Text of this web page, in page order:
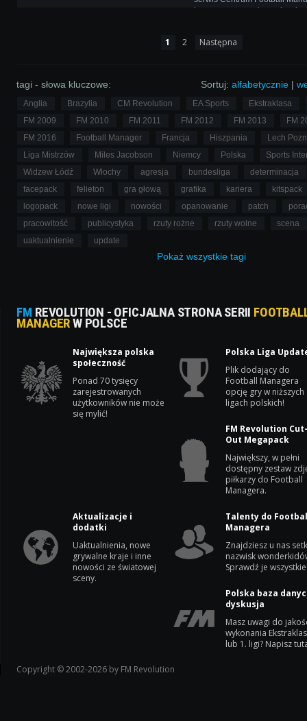
kreowany na następcę
redaktorzy strony?
1 2 Następna
Sortuj: alfabetycznie |
tagi - słowa kluczowe:
Anglia Brazylia CM Revolution EA Sports
Ekstraklasa
FM 2009
FM 2010 FM 2011 FM 2012 FM 2013
FM
FM 2016
Football Manager Francja Hiszpania
Lech
Liga Mistrzów
Miles Jacobson Niemcy Polska
Sports
Widzew Łódź
Włochy agresja bundesliga
determinacja
facepack
felieton gra głową grafika kariera
kitspack
logopack
nowe ligi nowości opanowanie patch
pracowitość
publicystyka rzuty rożne rzuty wolne
scena
uaktualnienie
update
Pokaż wszystkie tagi
FM REVOLUTION - OFICJALNA STRONA SERII
MANAGERW POLSCE
Największa polska
społeczność
Ponad 70 tysięcy
zarejestrowanych
użytkowników nie może
się mylić!
Polska Liga
Plik dodający do
Football Managera
opcję gry w niższych
ligach polskich!
FM Revolution
Out Megapack
Największy, w pełni
dostępny zestaw
piłkarzy do Football
Managera.
Aktualizacje i
dodatki
Uaktualnienia, nowe
grywalne kraje i inne
nowości ze światowej
sceny.
Talenty do
Managera
Znajdziesz u nas
nazwisk
Sprawdź je
Polska baza
dyskusja
Masz uwagi do
wykonania
lub 1. ligi? Napisz
Copyright © 2002-2026 by FM Revolution